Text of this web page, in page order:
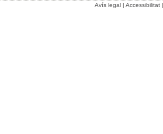
Avís legal| Accessibilitat